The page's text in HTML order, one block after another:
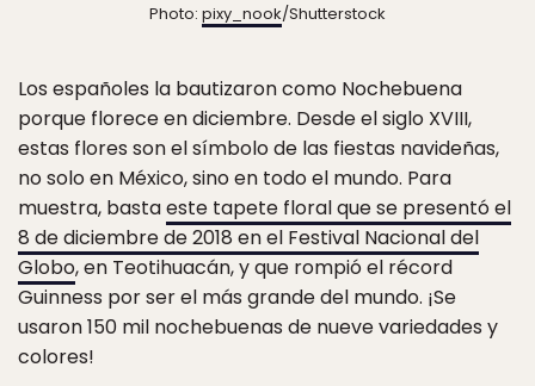
Photo: pixy_nook/Shutterstock
Los españoles la bautizaron como Nochebuena
porque florece en diciembre. Desde el siglo XVIII,
estas flores son el símbolo de las fiestas navideñas,
no solo en México, sino en todo el mundo. Para
muestra, bastaeste tapete floral que se presentó el
8 de diciembre de 2018 en el Festival Nacional del
Globo, en Teotihuacán, y que rompió el récord
Guinness por ser el más grande del mundo. ¡Se
usaron 150 mil nochebuenas de nueve variedades y
colores!